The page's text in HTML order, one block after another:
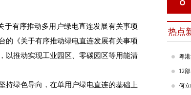
有序推动多用户绿电直连发展有关事项
的《关于有序推动绿电直连发展有关事项
以推动实现工业园区、零碳园区等用能清
绿色导向，在单用户绿电直连的基础上
热点
粤
12
何